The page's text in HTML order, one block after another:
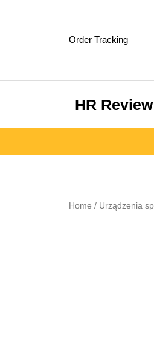
Order Tracking
HR Review
Home / Urządzenia